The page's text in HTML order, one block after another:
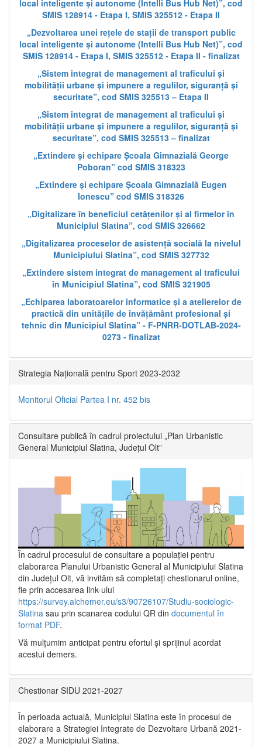
local inteligente și autonome (Intelli Bus Hub Net)”, cod
SMIS 128914 - Etapa I, SMIS 325512 - Etapa II
„Dezvoltarea unei rețele de stații de transport public
local inteligente și autonome (Intelli Bus Hub Net)”, cod
SMIS 128914 - Etapa I, SMIS 325512 - Etapa II - finalizat
„Sistem integrat de management al traficului și
mobilității urbane și impunere a regulilor, siguranță și
securitate”, cod SMIS 325513 – Etapa II
„Sistem integrat de management al traficului și
mobilității urbane și impunere a regulilor, siguranță și
securitate”, cod SMIS 325513 – finalizat
„Extindere și echipare Școala Gimnazială George
Poboran” cod SMIS 318323
„Extindere și echipare Școala Gimnazială Eugen
Ionescu” cod SMIS 318326
„Digitalizare în beneficiul cetățenilor și al firmelor în
Municipiul Slatina”, cod SMIS 326662
„Digitalizarea proceselor de asistență socială la nivelul
Municipiului Slatina”, cod SMIS 327732
„Extindere sistem integrat de management al traficului
în Municipiul Slatina”, cod SMIS 321905
„Echiparea laboratoarelor informatice și a atelierelor de
practică din unitățile de învățământ profesional și
tehnic din Municipiul Slatina” - F-PNRR-DOTLAB-2024-
0273 - finalizat
Strategia Națională pentru Sport 2023-2032
Monitorul Oficial Partea I nr. 452 bis
Consultare publică în cadrul proiectului „Plan Urbanistic
General Municipiul Slatina, Județul Olt”
În cadrul procesului de consultare a populaţiei pentru
elaborarea Planului Urbanistic General al Municipiului Slatina
din Județul Olt, vă invităm să completați chestionarul online,
fie prin accesarea link-ului
https://survey.alchemer.eu/s3/90726107/Studiu-sociologic-
Slatina sau prin scanarea codului QR din documentul în
format PDF.
Vă mulţumim anticipat pentru efortul şi sprijinul acordat
acestui demers.
Chestionar SIDU 2021-2027
În perioada actuală, Municipiul Slatina este în procesul de
elaborare a Strategiei Integrate de Dezvoltare Urbană 2021‐
2027 a Municipiului Slatina.